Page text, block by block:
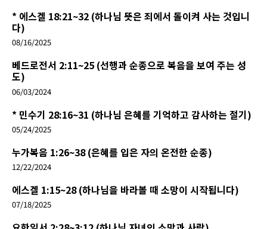
* 에스겔 18:21~32 (하나님 뜻은 죄에서 돌이켜 사는 것입니
다)
08/16/2025
베드로전서 2:11~25 (선행과 순종으로 복음을 보여 주는 성
도)
06/03/2024
* 민수기 28:16~31 (하나님 은혜를 기억하고 감사하는 절기)
05/24/2025
누가복음 1:26~38 (은혜를 입은 자의 온전한 순종)
12/22/2024
에스겔 1:15~28 (하나님을 바라볼 때 소망이 시작됩니다)
07/18/2025